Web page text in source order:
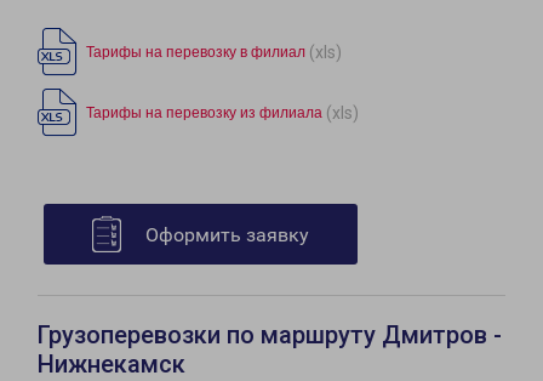
Тарифы на перевозку в филиал (xls)
Тарифы на перевозку из филиала (xls)
Оформить заявку
Грузоперевозки по маршруту Дмитров -
Нижнекамск